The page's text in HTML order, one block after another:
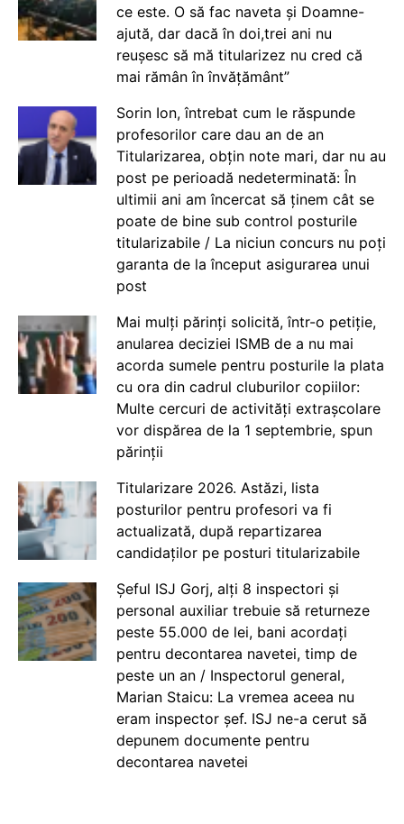
ce este. O să fac naveta și Doamne-
ajută, dar dacă în doi,trei ani nu
reușesc să mă titularizez nu cred că
mai rămân în învățământ”
Sorin Ion, întrebat cum le răspunde
profesorilor care dau an de an
Titularizarea, obțin note mari, dar nu au
post pe perioadă nedeterminată: În
ultimii ani am încercat să ținem cât se
poate de bine sub control posturile
titularizabile / La niciun concurs nu poți
garanta de la început asigurarea unui
post
Mai mulți părinți solicită, într-o petiție,
anularea deciziei ISMB de a nu mai
acorda sumele pentru posturile la plata
cu ora din cadrul cluburilor copiilor:
Multe cercuri de activități extrașcolare
vor dispărea de la 1 septembrie, spun
părinții
Titularizare 2026. Astăzi, lista
posturilor pentru profesori va fi
actualizată, după repartizarea
candidaților pe posturi titularizabile
Șeful ISJ Gorj, alți 8 inspectori și
personal auxiliar trebuie să returneze
peste 55.000 de lei, bani acordați
pentru decontarea navetei, timp de
peste un an / Inspectorul general,
Marian Staicu: La vremea aceea nu
eram inspector șef. ISJ ne-a cerut să
depunem documente pentru
decontarea navetei